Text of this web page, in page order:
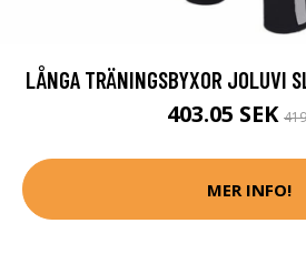
LÅNGA TRÄNINGSBYXOR JOLUVI
403.05 SEK
MER INFO!